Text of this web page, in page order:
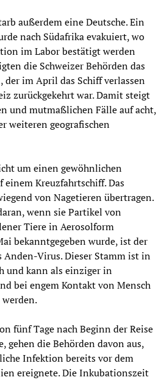
außerdem eine Deutsche. Ein
nach Südafrika evakuiert, wo
im Labor bestätigt werden
die Schweizer Behörden das
im April das Schiff verlassen
zurückgekehrt war. Damit steigt
und mutmaßlichen Fälle auf acht,
weiteren geografischen
um einen gewöhnlichen
einem Kreuzfahrtschiff. Das
von Nagetieren übertragen.
wenn sie Partikel von
Tiere in Aerosolform
bekanntgegeben wurde, ist der
Anden-Virus. Dieser Stamm ist in
und kann als einziger in
bei engem Kontakt von Mensch
fünf Tage nach Beginn der Reise
gehen die Behörden davon aus,
Infektion bereits vor dem
ereignete. Die Inkubationszeit